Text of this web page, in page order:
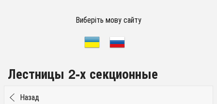
Виберіть мову сайту
Лестницы 2-х секционные
Назад